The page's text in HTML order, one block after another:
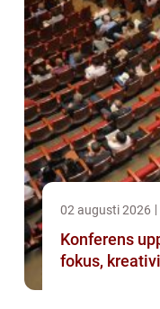
02 augusti 2026
Konferens uppsala hitta
fokus,